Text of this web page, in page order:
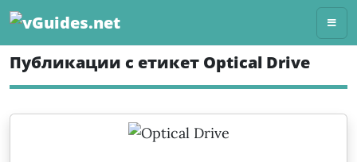
Skip
content
Публикации с етикет Optical Drive